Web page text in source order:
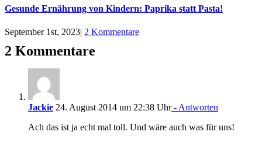
Gesunde Ernährung von Kindern: Paprika statt Pasta!
September 1st, 2023| 2 Kommentare
2 Kommentare
Jackie 24. August 2014 um 22:38 Uhr- Antworten
Ach das ist ja echt mal toll. Und wäre auch was für uns!